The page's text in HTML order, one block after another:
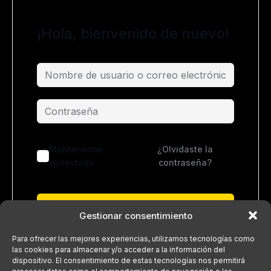
Gestionar consentimiento
Para ofrecer las mejores experiencias, utilizamos tecnologías como
las cookies para almacenar y/o acceder a la información del
dispositivo. El consentimiento de estas tecnologías nos permitirá
¡Hola, bienvenido de nuevo!
Mantenerme
conectado
¿Olvidaste la
contraseña?
¿No tienes una cuenta?Regístrate ahora